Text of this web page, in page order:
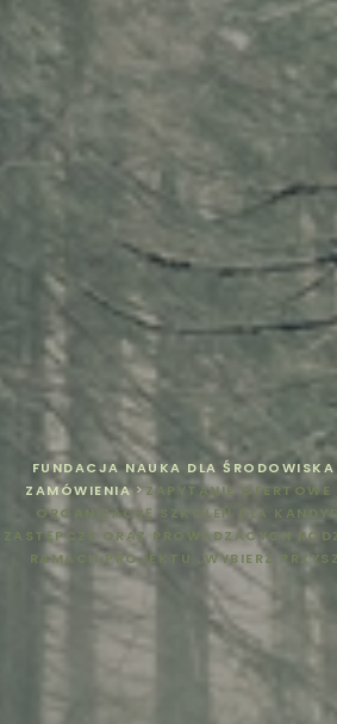
FUNDACJA NAUKA DLA
ZAMÓWIENIA> ZAPYTANIE
ORGANIZACJĘ SZKOLEŃ DLA
ZASTĘPCZE ORAZ PROWADZACYCH
RAMACH PROJEKTU „WYBIERZ